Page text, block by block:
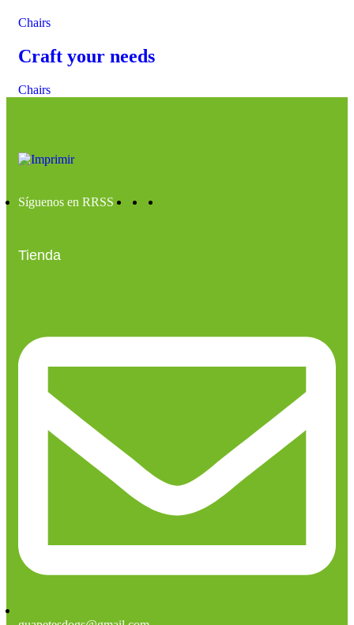
Chairs
Craft your needs
Chairs
Síguenos en RRSS
Tienda